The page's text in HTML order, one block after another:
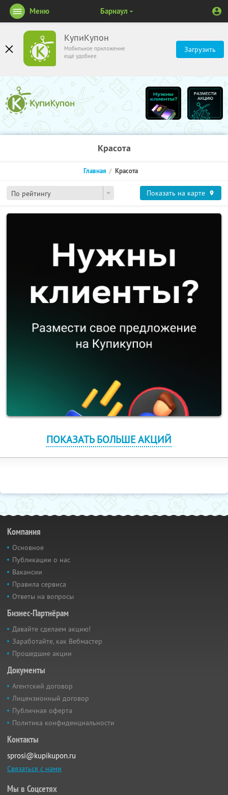
КупиКупон
Мобильное приложение
ещё удобнее
Загрузить
Меню Барнаул
Красота
По рейтингу
Главная Красота
Показать на карте
ПОКАЗАТЬ БОЛЬШЕ АКЦИЙ
Компания
Основное
Публикации о нас
Вакансии
Правила сервиса
Ответы на вопросы
Бизнес-Партнёрам
Давайте сделаем акцию!
Заработайте, как Вебмастер
Прошедшие акции
Документы
Агентский договор
Лицензионный договор
Публичная оферта
Политика конфиденциальности
Контакты
sprosi@kupikupon.ru
Связаться с нами
Мы в Соцсетях